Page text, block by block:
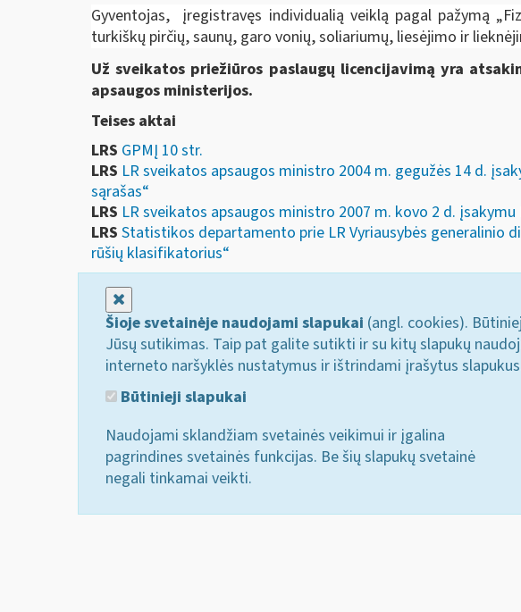
Gyventojas, įregistravęs individualią veiklą pagal pažymą
turkiškų pirčių, saunų, garo vonių, soliariumų, liesėjimo ir
Už sveikatos priežiūros paslaugų licencijavimą yra
apsaugos ministerijos.
Teises aktai
LRS GPMĮ 10 str.
LRS LR sveikatos apsaugos ministro 2004 m. gegužės 14 d.
sąrašas“
LRS LR sveikatos apsaugos ministro 2007 m. kovo 2 d.
LRS Statistikos departamento prie LR Vyriausybės generalinio
rūšių klasifikatorius“
Šioje svetainėje naudojami slapukai (angl. cookies).
Jūsų sutikimas. Taip pat galite sutikti ir su kitų slapukų
interneto naršyklės nustatymus ir ištrindami įrašytus
Būtinieji slapukai
Naudojami sklandžiam svetainės veikimui ir įgalina
pagrindines svetainės funkcijas. Be šių slapukų svetainė
negali tinkamai veikti.